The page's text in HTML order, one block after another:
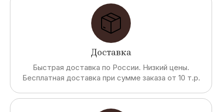
Доставка
Быстрая доставка по России. Низкий цены.
Бесплатная доставка при сумме заказа от 10 т.р.